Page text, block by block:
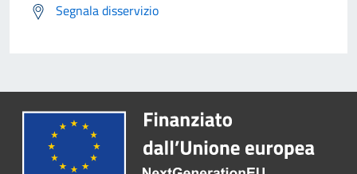
Segnala disservizio